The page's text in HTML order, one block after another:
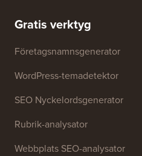
Gratis verktyg
Företagsnamnsgenerator
WordPress-temadetektor
SEO Nyckelordsgenerator
Rubrik-analysator
Webbplats SEO-analysator